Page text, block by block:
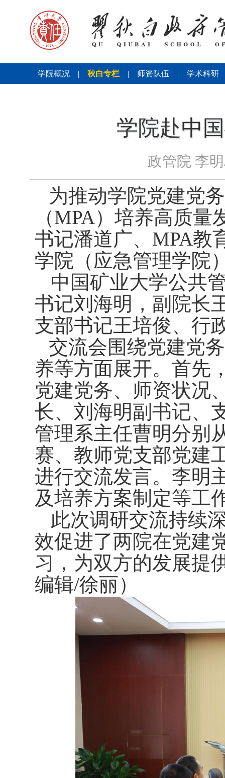
学院概况 | 秋白专栏 | 师资队伍 | 学术科研
学院赴中
政管院 李
为推动学院党建党
（MPA）培养高质量
书记潘道广、 MPA教
学院（应急管理学院
中国矿业大学公共
书记刘海明，副院长
支部书记王培俊、行
交流会围绕党建党
养等方面展开。首先
党建党务、师资状况
长、刘海明副书记、
管理系主任曹明分别
赛、教师党支部党建
进行交流发言。李明
及培养方案制定等工
此次调研交流持续
效促进了两院在党建
习，为双方的发展提
编辑/徐丽）